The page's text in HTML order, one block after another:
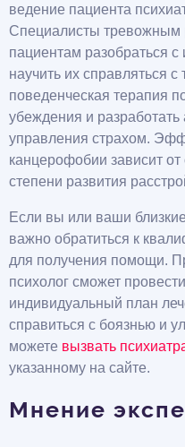
ведение пациента
Специалисты тревожным
пациентам разобраться
научить их справляться с
поведенческая терапия
убеждения и разработать
управления страхом.
канцерофобии зависит
степени развития
Если вы или ваши
важно обратиться к
для получения помощи.
психолог сможет
индивидуальный план
справиться с боязнью и
можете вызвать
указанному на сайте.
Мнение